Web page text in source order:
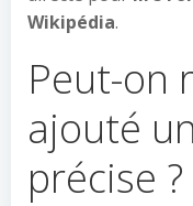
Wikipédia.
Peut-on
ajouté
précise ?